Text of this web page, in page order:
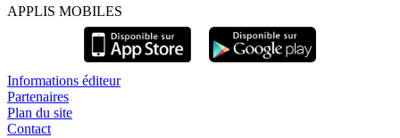
APPLIS MOBILES
Informations éditeur
Partenaires
Plan du site
Contact